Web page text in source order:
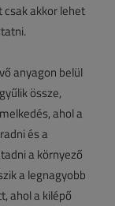
csak akkor lehet
anyagon belül
össze,
ahol a
és a
a környező
a legnagyobb
ahol a kilépő